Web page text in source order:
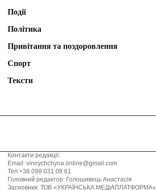
Події
Політика
Привітання та поздоровлення
Спорт
Тексти
Контакти редакції:
Email: vinnychchyna.online@gmail.com
Тел:+38 098 031 08 61
Головний редактор: Голошивець Анастасія
Засновник: ТОВ «УКРАЇНСЬКА МЕДІАПЛАТФОРМА»